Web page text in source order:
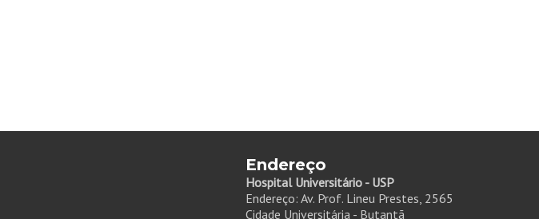
Endereço
Hospital Universitário - USP
Endereço: Av. Prof. Lineu Prestes, 2565
Cidade Universitária - Butantã